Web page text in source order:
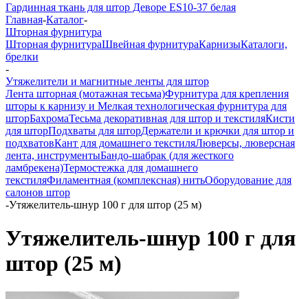
Гардинная ткань для штор Деворе ES10-37 белая
Главная-Каталог-
Шторная фурнитура
Шторная фурнитураШвейная фурнитураКарнизыКаталоги,
брелки
-
Утяжелители и магнитные ленты для штор
Лента шторная (мотажная тесьма)Фурнитура для крепления
шторы к карнизу и Мелкая технологическая фурнитура для
шторБахромаТесьма декоративная для штор и текстиляКисти
для шторПодхваты для шторДержатели и крючки для штор и
подхватовКант для домашнего текстиляЛюверсы, люверсная
лента, инструментыБандо-шабрак (для жесткого
ламбрекена)Термостежка для домашнего
текстиляФиламентная (комплексная) нитьОборудование для
салонов штор
-Утяжелитель-шнур 100 г для штор (25 м)
Утяжелитель-шнур 100 г для
штор (25 м)